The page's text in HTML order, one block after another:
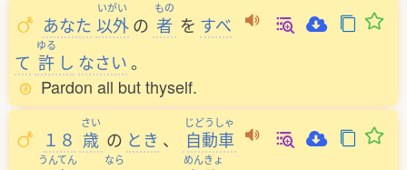
あなた
いがい
以外 の
もの
者 を すべ
て
ゆる
許 し なさい。
Pardon all but thyself.
１８
さい
歳 の とき 、
じどうしゃ
自動車
うんてん なら めんきょ